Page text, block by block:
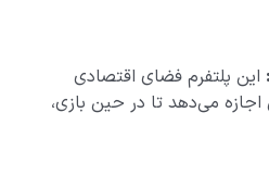
: این پلتفرم فضای اقتصادی
اجازه می‌دهد تا در حین بازی،